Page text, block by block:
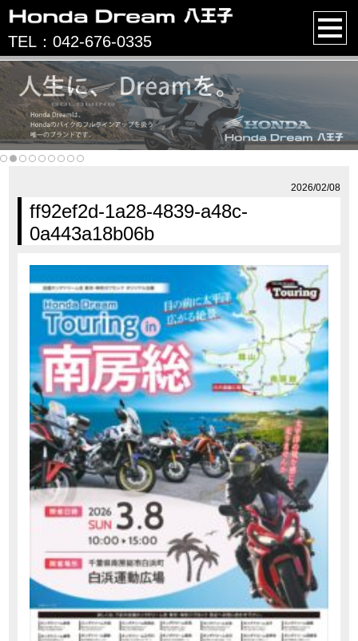
TEL：042-676-0335
2026/02/08
ff92ef2d-1a28-4839-a48c-
0a443a18b06b